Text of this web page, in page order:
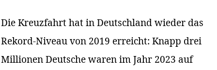
Die Kreuzfahrt hat in Deutschland wieder das
Rekord-Niveau von 2019 erreicht: Knapp drei
Millionen Deutsche waren im Jahr 2023 auf